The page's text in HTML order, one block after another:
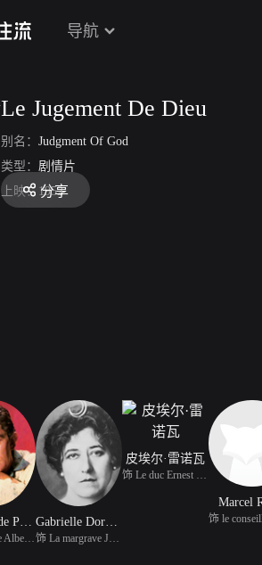
导航
Le Jugement De Dieu
别名： Judgment Of God
类型： 剧情片
上映： 1952
分享
皮埃尔·雷诺瓦
饰 Le duc Ernest de Bav
Marcel